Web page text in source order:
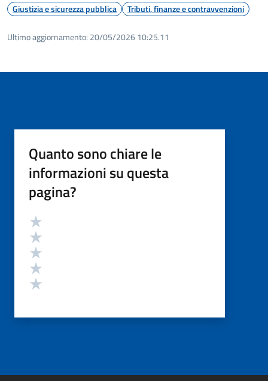
Giustizia e sicurezza pubblica Tributi, finanze e contravvenzioni
Ultimo aggiornamento: 20/05/2026 10:25.11
Quanto sono chiare le
informazioni su questa
pagina?
Valutazione